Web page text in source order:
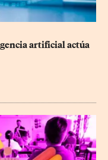
artificial actúa